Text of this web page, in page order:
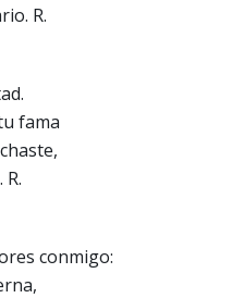
R.
fama
conmigo: